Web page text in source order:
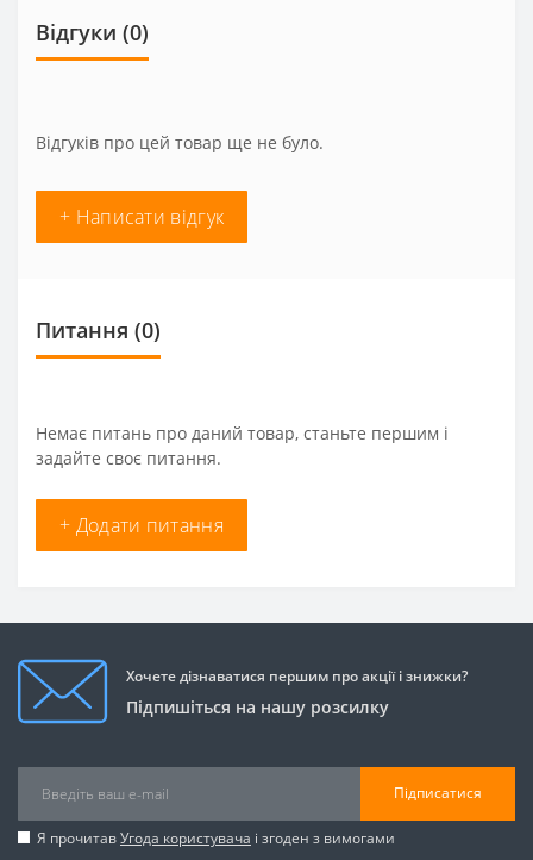
Відгуки (0)
Відгуків про цей товар ще не було.
+ Написати відгук
Питання (0)
Немає питань про даний товар, станьте першим і
задайте своє питання.
+ Додати питання
Хочете дізнаватися першим про акції і знижки?
Підпишіться на нашу розсилку
Підписатися
Я прочитавУгода користувача і згоден з вимогами